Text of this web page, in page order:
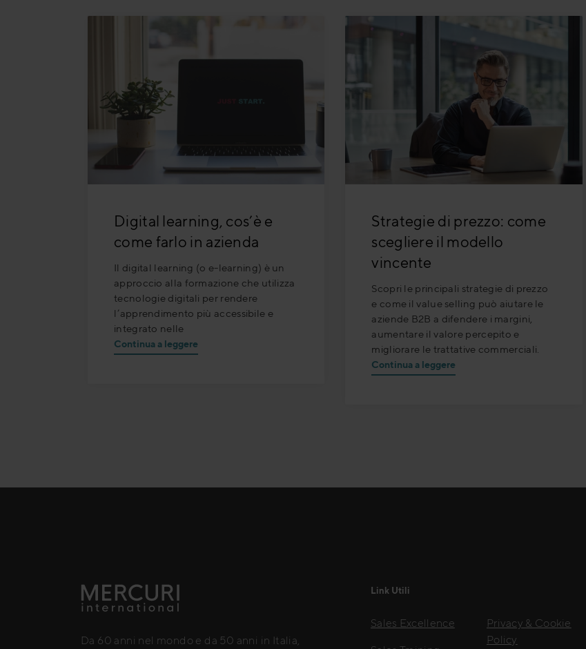
Digital learning, cos’è e
come farlo in azienda
Il digital learning (o e-learning) è un
approccio alla formazione che utilizza
tecnologie digitali per rendere
l’apprendimento più accessibile e
integrato nelle
Continua a leggere
Strategie di prezzo: come
scegliere il modello
vincente
Scopri le principali strategie di prezzo
e come il value selling può aiutare le
aziende B2B a difendere i margini,
aumentare il valore percepito e
migliorare le trattative commerciali.
Continua a leggere
Da 60 anni nel mondo e da 50 anni in Italia,
Link Utili
Sales Excellence
Privacy & Cookie
Policy